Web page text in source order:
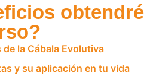
obtendré
la Cábala Evolutiva
y su aplicación en tu vida